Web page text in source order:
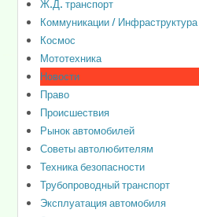
Ж.Д. транспорт
Коммуникации / Инфраструктура
Космос
Мототехника
Новости
Право
Происшествия
Рынок автомобилей
Советы автолюбителям
Техника безопасности
Трубопроводный транспорт
Эксплуатация автомобиля